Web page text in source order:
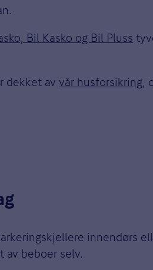
Bil Kasko og Bil Pluss
dekket av vår husforsikring
innendørs
av beboer selv.